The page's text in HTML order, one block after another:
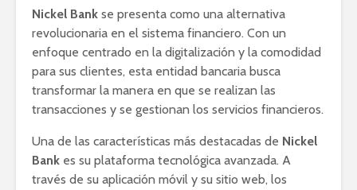
Nickel Bank se presenta como una alternativa
revolucionaria en el sistema financiero. Con un
enfoque centrado en la digitalización y la comodidad
para sus clientes, esta entidad bancaria busca
transformar la manera en que se realizan las
transacciones y se gestionan los servicios financieros.
Una de las características más destacadas de Nickel
Bank es su plataforma tecnológica avanzada. A
través de su aplicación móvil y su sitio web, los